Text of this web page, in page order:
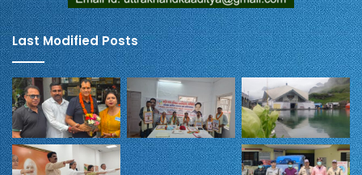
Last Modified Posts